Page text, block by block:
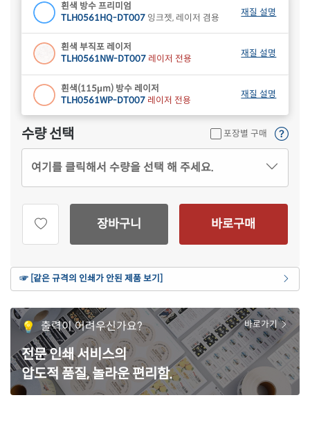
흰색 방수 프리미엄
TLH0561HQ-DT007 잉크젯, 레이저 겸용
재질 설명
흰색 부직포 레이저
TLH0561NW-DT007 레이저 전용
재질 설명
흰색(115μm) 방수 레이저
TLH0561WP-DT007 레이저 전용
재질 설명
수량 선택 포장별 구매
여기를 클릭해서 수량을 선택 해 주세요.
장바구니 바로구매
☞ [같은 규격의 인쇄가 안된 제품 보기]
출력이 어려우신가요?
전문 인쇄 서비스의
압도적 품질, 놀라운 편리함.
바로가기